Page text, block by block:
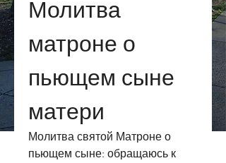
Молитва
матроне о
пьющем сыне
матери
Молитва святой Матроне о
пьющем сыне: обращаюсь к